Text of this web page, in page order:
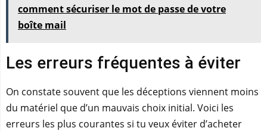
comment sécuriser le mot de passe de votre
boîte mail
Les erreurs fréquentes à éviter
On constate souvent que les déceptions viennent moins
du matériel que d’un mauvais choix initial. Voici les
erreurs les plus courantes si tu veux éviter d’acheter